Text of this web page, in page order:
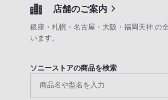
店舗のご案内
銀座・札幌・名古屋・大阪・福岡天神 の
います。
ソニーストアの商品を検索